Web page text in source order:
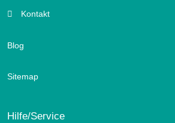
Kontakt
Blog
Sitemap
Hilfe/Service